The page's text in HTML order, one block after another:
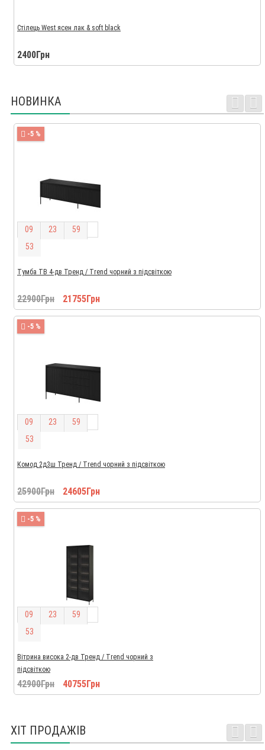
Стілець West ясен лак & soft black
2400Грн
НОВИНКА
-5 %
09 23 59
52
Тумба ТВ 4-дв Тренд / Trend чорний з підсвіткою
22900Грн 21755Грн
-5 %
09 23 59
52
Комод 2д3ш Тренд / Trend чорний з підсвіткою
25900Грн 24605Грн
-5 %
09 23 59
52
Вітрина висока 2-дв Тренд / Trend чорний з
підсвіткою
42900Грн 40755Грн
ХІТ ПРОДАЖІВ